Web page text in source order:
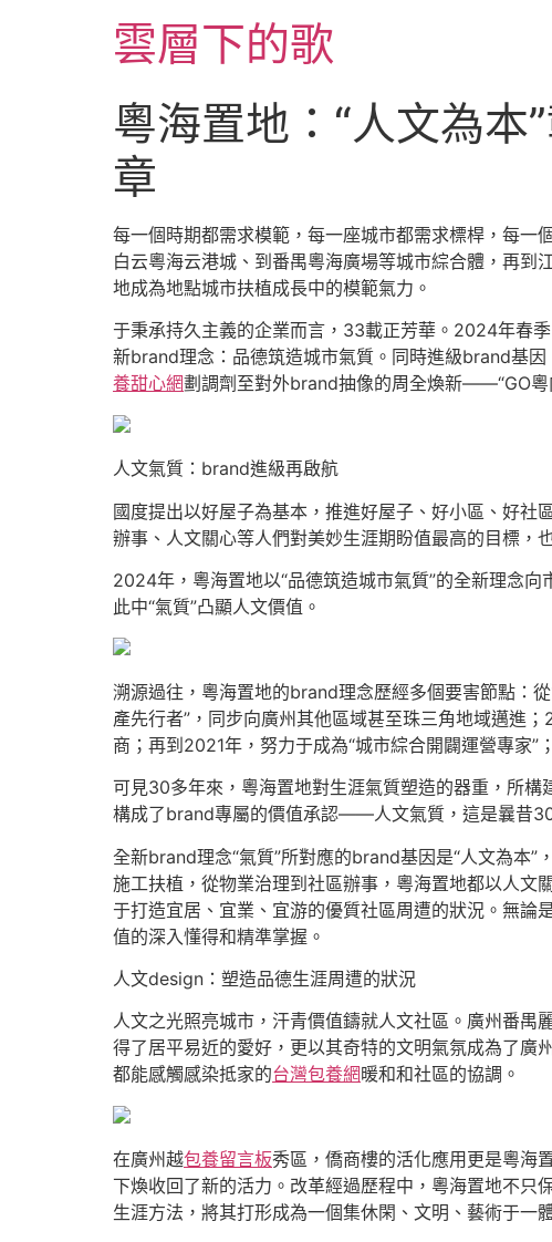
雲層下的歌
粵海置地：“人文為
章
每一個時期都需求模範，每一座城市都需求標桿，每
白云粵海云港城、到番禺粵海廣場等城市綜合體，再
地成為地點城市扶植成長中的模範氣力。
于秉承持久主義的企業而言，33載正芳華。2024年春
新brand理念：品德筑造城市氣質。同時進級brand基
養甜心網劃調劑至對外brand抽像的周全煥新——“GO粵
人文氣質：brand進級再啟航
國度提出以好屋子為基本，推進好屋子、好小區、好社
辦事、人文關心等人們對美妙生涯期盼值最高的目標，
2024年，粵海置地以“品德筑造城市氣質”的全新理念向
此中“氣質”凸顯人文價值。
溯源過往，粵海置地的brand理念歷經多個要害節點：
產先行者”，同步向廣州其他區域甚至珠三角地域邁進
商；再到2021年，努力于成為“城市綜合開闢運營專家
可見30多年來，粵海置地對生涯氣質塑造的器重，所
構成了brand專屬的價值承認——人文氣質，這是曩昔
全新brand理念“氣質”所對應的brand基因是“人文為本
施工扶植，從物業治理到社區辦事，粵海置地都以人文
于打造宜居、宜業、宜游的優質社區周遭的狀況。無論
值的深入懂得和精準掌握。
人文design：塑造品德生涯周遭的狀況
人文之光照亮城市，汗青價值鑄就人文社區。廣州番禺
得了居平易近的愛好，更以其奇特的文明氣氛成為了廣
都能感觸感染抵家的台灣包養網暖和和社區的協調。
在廣州越包養留言板秀區，僑商樓的活化應用更是粵海
下煥收回了新的活力。改革經過歷程中，粵海置地不只
生涯方法，將其打形成為一個集休閑、文明、藝術于一